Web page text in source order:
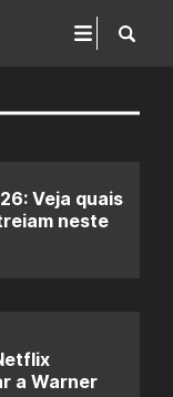
Veja quais
neste
a Warner